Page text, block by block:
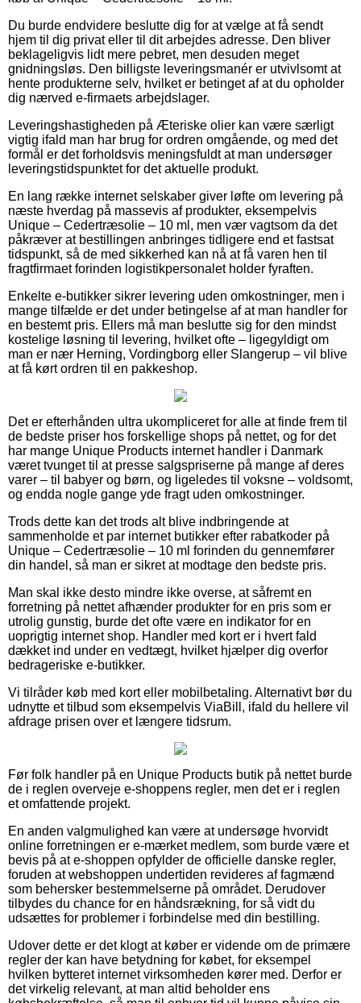
Du burde endvidere beslutte dig for at vælge at få sendt
hjem til dig privat eller til dit arbejdes adresse. Den bliver
beklageligvis lidt mere pebret, men desuden meget
gnidningsløs. Den billigste leveringsmanér er utvivlsomt at
hente produkterne selv, hvilket er betinget af at du opholder
dig nærved e-firmaets arbejdslager.
Leveringshastigheden på Æteriske olier kan være særligt
vigtig ifald man har brug for ordren omgående, og med det
formål er det forholdsvis meningsfuldt at man undersøger
leveringstidspunktet for det aktuelle produkt.
En lang række internet selskaber giver løfte om levering på
næste hverdag på massevis af produkter, eksempelvis
Unique – Cedertræsolie – 10 ml, men vær vagtsom da det
påkræver at bestillingen anbringes tidligere end et fastsat
tidspunkt, så de med sikkerhed kan nå at få varen hen til
fragtfirmaet forinden logistikpersonalet holder fyraften.
Enkelte e-butikker sikrer levering uden omkostninger, men i
mange tilfælde er det under betingelse af at man handler for
en bestemt pris. Ellers må man beslutte sig for den mindst
kostelige løsning til levering, hvilket ofte – ligegyldigt om
man er nær Herning, Vordingborg eller Slangerup – vil blive
at få kørt ordren til en pakkeshop.
Det er efterhånden ultra ukompliceret for alle at finde frem til
de bedste priser hos forskellige shops på nettet, og for det
har mange Unique Products internet handler i Danmark
været tvunget til at presse salgspriserne på mange af deres
varer – til babyer og børn, og ligeledes til voksne – voldsomt,
og endda nogle gange yde fragt uden omkostninger.
Trods dette kan det trods alt blive indbringende at
sammenholde et par internet butikker efter rabatkoder på
Unique – Cedertræsolie – 10 ml forinden du gennemfører
din handel, så man er sikret at modtage den bedste pris.
Man skal ikke desto mindre ikke overse, at såfremt en
forretning på nettet afhænder produkter for en pris som er
utrolig gunstig, burde det ofte være en indikator for en
uoprigtig internet shop. Handler med kort er i hvert fald
dækket ind under en vedtægt, hvilket hjælper dig overfor
bedrageriske e-butikker.
Vi tilråder køb med kort eller mobilbetaling. Alternativt bør du
udnytte et tilbud som eksempelvis ViaBill, ifald du hellere vil
afdrage prisen over et længere tidsrum.
Før folk handler på en Unique Products butik på nettet burde
de i reglen overveje e-shoppens regler, men det er i reglen
et omfattende projekt.
En anden valgmulighed kan være at undersøge hvorvidt
online forretningen er e-mærket medlem, som burde være et
bevis på at e-shoppen opfylder de officielle danske regler,
foruden at webshoppen undertiden revideres af fagmænd
som behersker bestemmelserne på området. Derudover
tilbydes du chance for en håndsrækning, for så vidt du
udsættes for problemer i forbindelse med din bestilling.
Udover dette er det klogt at køber er vidende om de primære
regler der kan have betydning for købet, for eksempel
hvilken bytteret internet virksomheden kører med. Derfor er
det virkelig relevant, at man altid beholder ens